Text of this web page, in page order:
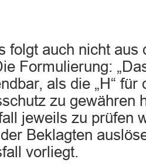
folgt auch nicht aus
Formulierung:
als die „H“ für
zu gewähren
jeweils zu prüfen
Beklagten
vorliegt.